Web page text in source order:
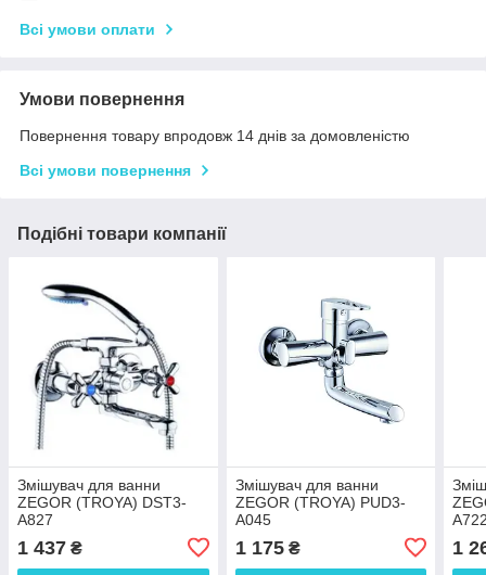
Всі умови оплати
Умови повернення
Повернення товару впродовж 14 днів за домовленістю
Всі умови повернення
Подібні товари компанії
Змішувач для ванни
ZEGOR (TROYA) DST3-
A827
1 437 ₴
Змішувач для ванни
ZEGOR (TROYA) PUD3-
A045
1 175₴ 1